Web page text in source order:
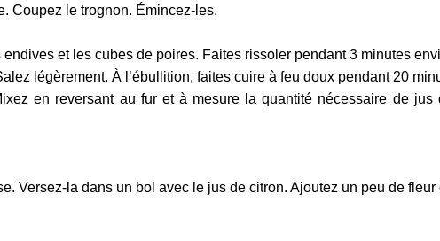
Coupez le trognon. Émincez-les.
et les cubes de poires. Faites rissoler pendant 3 minutes
légèrement. À l’ébullition, faites cuire à feu doux pendant 20
en reversant au fur et à mesure la quantité nécessaire de jus
Versez-la dans un bol avec le jus de citron. Ajoutez un peu de fleur